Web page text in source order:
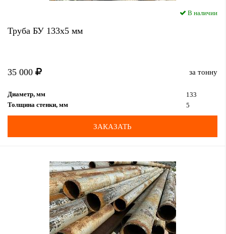
В наличии
Труба БУ 133x5 мм
35 000 за тонну
Диаметр, мм
133
Толщина стенки, мм
5
ЗАКАЗАТЬ